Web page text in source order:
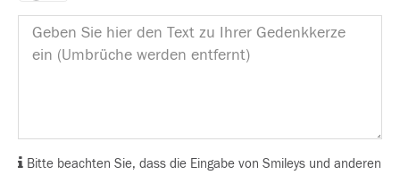
Bitte beachten Sie, dass die Eingabe von Smileys und anderen